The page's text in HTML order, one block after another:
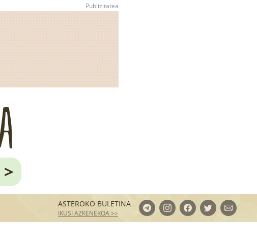
>
ASTEROKO BULETINA
IKUSI AZKENEKOA >>